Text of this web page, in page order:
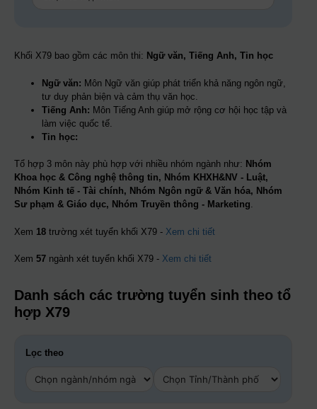
Khối X79 bao gồm các môn thi: Ngữ văn, Tiếng Anh, Tin học
Ngữ văn: Môn Ngữ văn giúp phát triển khả năng ngôn ngữ,
tư duy phản biện và cảm thụ văn học.
Tiếng Anh: Môn Tiếng Anh giúp mở rộng cơ hội học tập và
làm việc quốc tế.
Tin học:
Tổ hợp 3 môn này phù hợp với nhiều nhóm ngành như: Nhóm
Khoa học & Công nghệ thông tin, Nhóm KHXH&NV - Luật,
Nhóm Kinh tế - Tài chính, Nhóm Ngôn ngữ & Văn hóa, Nhóm
Sư phạm & Giáo dục, Nhóm Truyền thông - Marketing.
Xem 18 trường xét tuyển khối X79 - Xem chi tiết
Xem 57 ngành xét tuyển khối X79 - Xem chi tiết
Danh sách các trường tuyển sinh theo tổ
hợp X79
Lọc theo